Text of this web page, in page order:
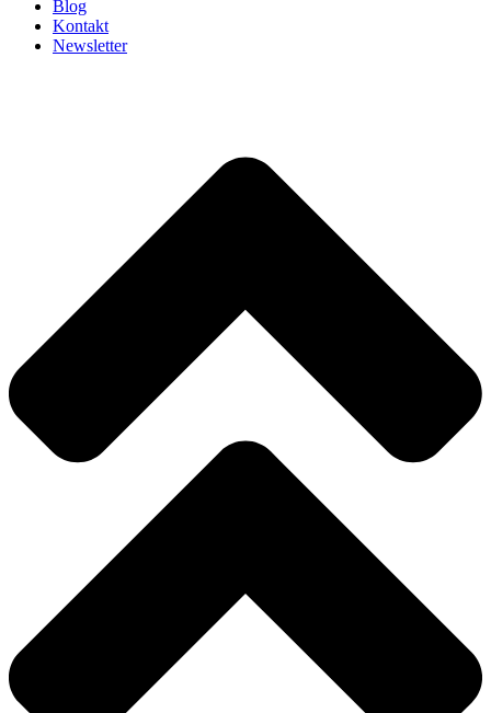
Blog
Kontakt
Newsletter